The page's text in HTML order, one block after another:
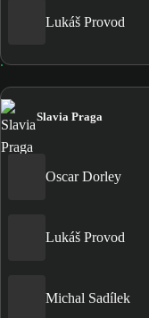
Lukáš Provod
Slavia Praga
Oscar Dorley
Lukáš Provod
Michal Sadílek